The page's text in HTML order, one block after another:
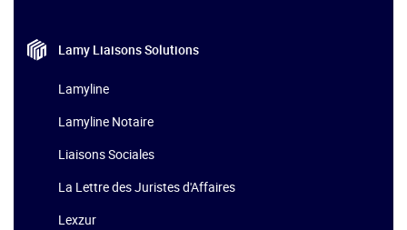
Lamy LiaisonsSolutions
Lamyline
Lamyline Notaire
Liaisons Sociales
La Lettre des Juristes d'Affaires
Lexzur